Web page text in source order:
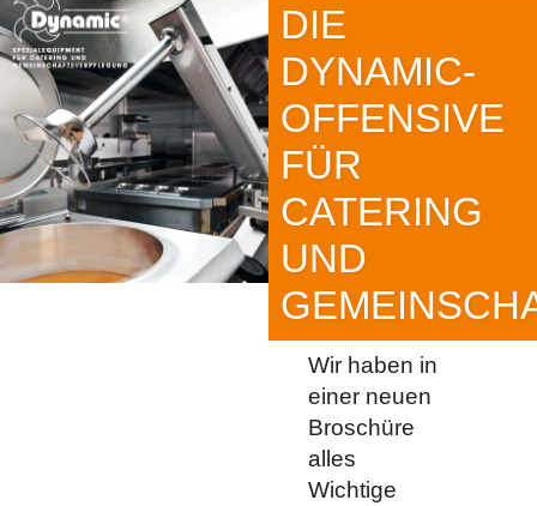
DIE
DYNAMIC-
OFFENSIVE
FÜR
CATERING
UND
Wir haben in
einer neuen
Broschüre
alles
Wichtige